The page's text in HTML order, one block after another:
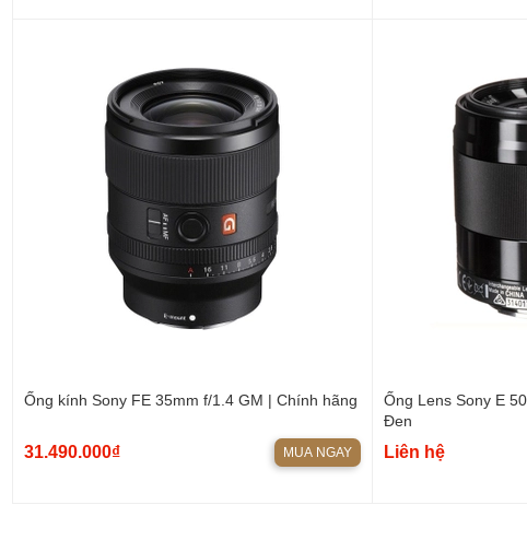
Ống kính Sony FE 35mm f/1.4 GM | Chính hãng
31.490.000₫ MUA NGAY
Ống Lens Sony E
Đen
Liên hệ